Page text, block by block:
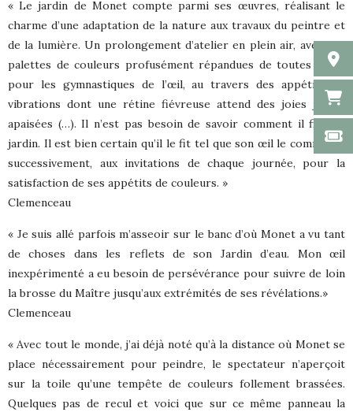
« Le jardin de Monet compte parmi ses œuvres, réalisant le
charme d’une adaptation de la nature aux travaux du peintre et
de la lumière. Un prolongement d’atelier en plein air, avec des
palettes de couleurs profusément répandues de toutes parts
pour les gymnastiques de l’œil, au travers des appétits de
vibrations dont une rétine fiévreuse attend des joies jamais
apaisées (…). Il n’est pas besoin de savoir comment il fit son
jardin. Il est bien certain qu’il le fit tel que son œil le commanda
successivement, aux invitations de chaque journée, pour la
satisfaction de ses appétits de couleurs. »
Clemenceau
« Je suis allé parfois m’asseoir sur le banc d’où Monet a vu tant
de choses dans les reflets de son Jardin d’eau. Mon œil
inexpérimenté a eu besoin de persévérance pour suivre de loin
la brosse du Maître jusqu’aux extrémités de ses révélations.»
Clemenceau
« Avec tout le monde, j’ai déjà noté qu’à la distance où Monet se
place nécessairement pour peindre, le spectateur n’aperçoit
sur la toile qu’une tempête de couleurs follement brassées.
Quelques pas de recul et voici que sur ce même panneau la